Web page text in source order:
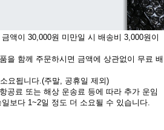
액이 30,000원 미만일 시 배송비 3,000원이
을 함께 주문하시면 금액에 상관없이 무료 배
요됩니다.(주말, 공휴일 제외)
공료 또는 해상 운송료 등에 따라 추가 운임
보다 1~2일 정도 더 소요될 수 있습니다.